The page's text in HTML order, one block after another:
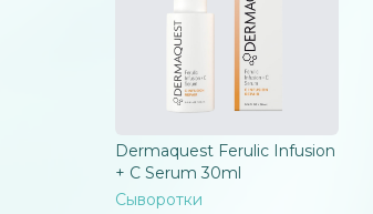
Dermaquest Ferulic Infusion
+ C Serum 30ml
Сыворотки